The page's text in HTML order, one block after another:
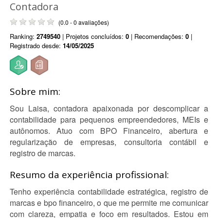
Contadora
(0.0 - 0 avaliações)
Ranking: 2749540 | Projetos concluídos: 0 | Recomendações: 0 |
Registrado desde: 14/05/2025
Sobre mim:
Sou Laisa, contadora apaixonada por descomplicar a
contabilidade para pequenos empreendedores, MEIs e
autônomos. Atuo com BPO Financeiro, abertura e
regularização de empresas, consultoria contábil e
registro de marcas.
Resumo da experiência profissional:
Tenho experiência contabilidade estratégica, registro de
marcas e bpo financeiro, o que me permite me comunicar
com clareza, empatia e foco em resultados. Estou em